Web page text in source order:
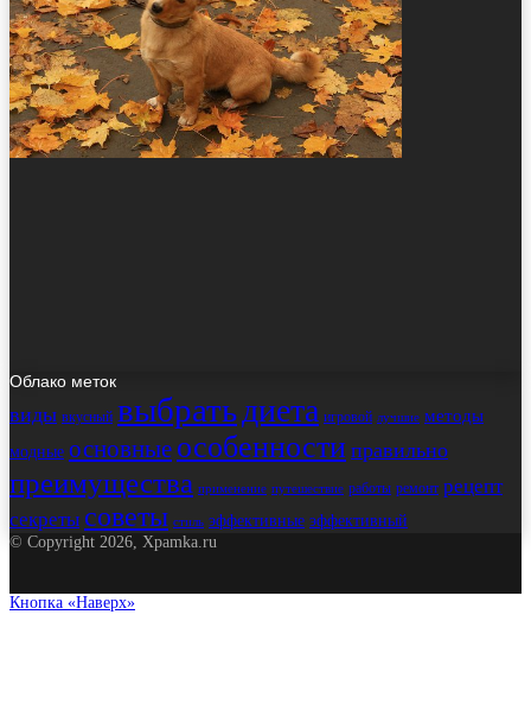
Облако меток
виды вкусный выбратьдиета игровой лучшие методы
модные основные особенности правильно
преимущества применение путешествие работы ремонт рецепт
секреты советы стиль эффективные эффективный
© Copyright 2026, Xpamka.ru
Кнопка «Наверх»